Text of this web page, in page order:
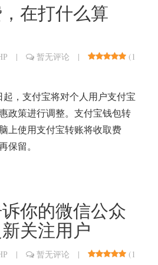
在打什么算
| 暂无评论 | (1
起，支付宝将对个人用户支付宝
政策进行调整。支付宝钱包转
上使用支付宝转账将收取费
保留。
你的微信公众
关注用户
| 暂无评论 | (1